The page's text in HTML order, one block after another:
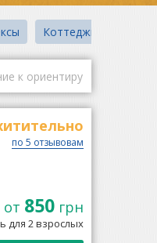
Коттеджи
к ориентиру
по 5 отзывовам
от 850грн
для 2 взрослых